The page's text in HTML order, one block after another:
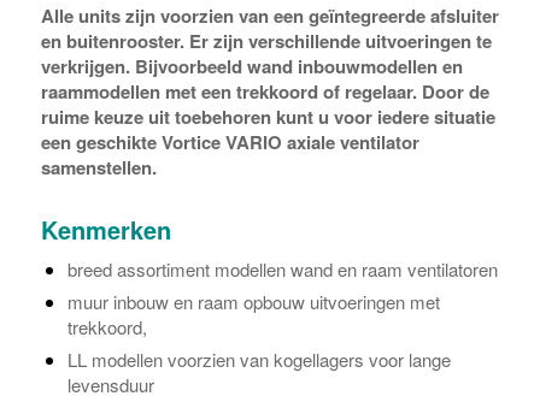
Alle units zijn voorzien van een geïntegreerde afsluiter
en buitenrooster. Er zijn verschillende uitvoeringen te
verkrijgen. Bijvoorbeeld wand inbouwmodellen en
raammodellen met een trekkoord of regelaar. Door de
ruime keuze uit toebehoren kunt u voor iedere situatie
een geschikte Vortice VARIO axiale ventilator
samenstellen.
Kenmerken
breed assortiment modellen wand en raam ventilatoren
muur inbouw en raam opbouw uitvoeringen met
trekkoord,
LL modellen voorzien van kogellagers voor lange
levensduur